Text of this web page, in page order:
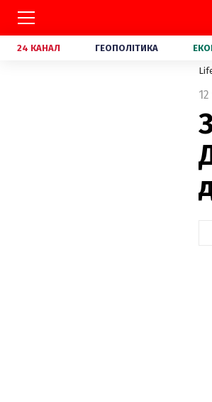
24 КАНАЛ ГЕОПОЛІТИКА